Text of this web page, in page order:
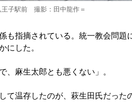
王子駅前 撮影：田中龍作＝
も指摘されている。統一教会問題
にした。
麻生太郎とも悪くない」。
て温存したのが、萩生田氏だった